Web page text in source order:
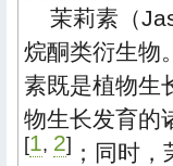
茉莉素（
烷酮类衍生物
素既是植物生
物生长发育的
[1, 2] ；同时